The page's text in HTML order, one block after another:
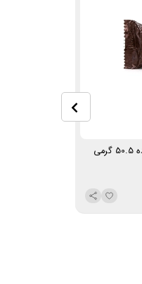
شکلات شیری با مغز کارامل، نوقا و بادام زمینی بوداده 50.5 گرمی